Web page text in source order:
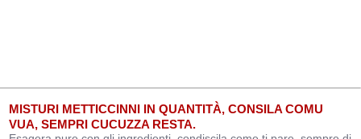
MISTURI METTICCINNI IN QUANTITÀ, CONSILA COMU
VUA, SEMPRI CUCUZZA RESTA.